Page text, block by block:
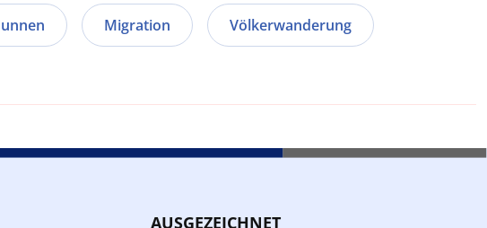
Migration Völkerwanderung
AUSGEZEICHNET